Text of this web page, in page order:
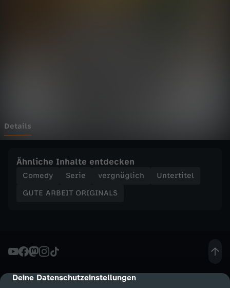
cmp-dialog-description
Deine Datenschutzeinstellungen
I
G
I
L
S
Details
Ähnliche Inhalte entdecken
Comedy Serie vergnüglich
Untertitel
GUTE ARBEIT ORIGINALS